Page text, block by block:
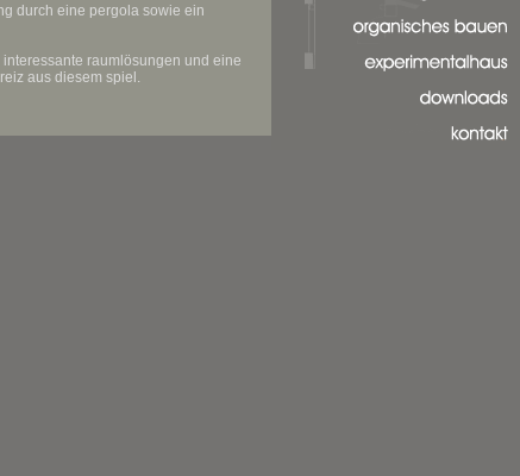
durch eine pergola sowie ein
raumlösungen und eine
aus diesem spiel.
geomantie
oranisches bauen
experimentalhaus
downloads